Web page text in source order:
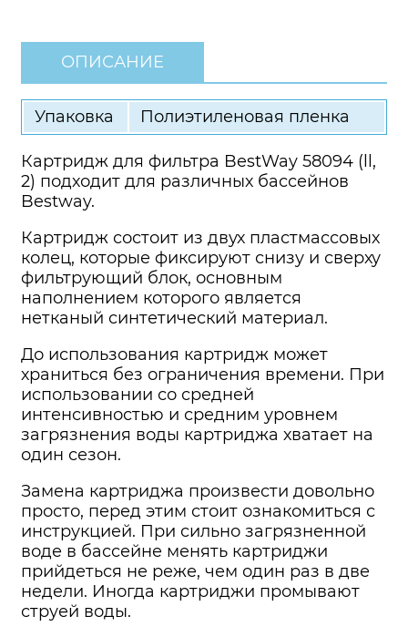
ОПИСАНИЕ
Упаковка Полиэтиленовая пленка
Картридж для фильтра BestWay 58094 (ll,
2) подходит для различных бассейнов
Bestway.
Картридж состоит из двух пластмассовых
колец, которые фиксируют снизу и сверху
фильтрующий блок, основным
наполнением которого является
нетканый синтетический материал.
До использования картридж может
храниться без ограничения времени. При
использовании со средней
интенсивностью и средним уровнем
загрязнения воды картриджа хватает на
один сезон.
Замена картриджа произвести довольно
просто, перед этим стоит ознакомиться с
инструкцией. При сильно загрязненной
воде в бассейне менять картриджи
прийдеться не реже, чем один раз в две
недели. Иногда картриджи промывают
струей воды.